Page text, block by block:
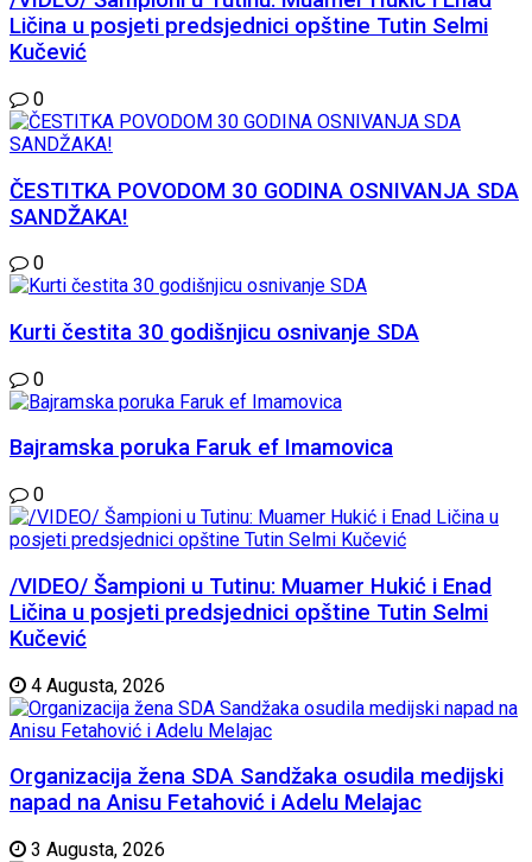
Ličina u posjeti predsjednici opštine Tutin Selmi
Kučević
0
ČESTITKA POVODOM 30 GODINA OSNIVANJA SDA
SANDŽAKA!
0
Kurti čestita 30 godišnjicu osnivanje SDA
0
Bajramska poruka Faruk ef Imamovica
0
/VIDEO/ Šampioni u Tutinu: Muamer Hukić i Enad
Ličina u posjeti predsjednici opštine Tutin Selmi
Kučević
4 Augusta, 2026
Organizacija žena SDA Sandžaka osudila medijski
napad na Anisu Fetahović i Adelu Melajac
3 Augusta, 2026